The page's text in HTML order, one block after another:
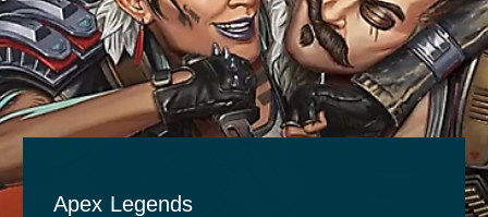
Apex Legends